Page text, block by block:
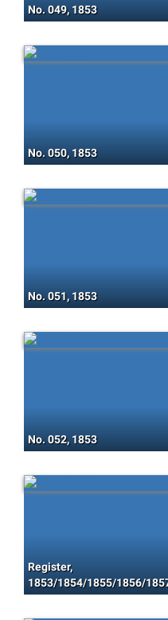
No. 049, 1853
No. 050, 1853
No. 051, 1853
No. 052, 1853
Register,